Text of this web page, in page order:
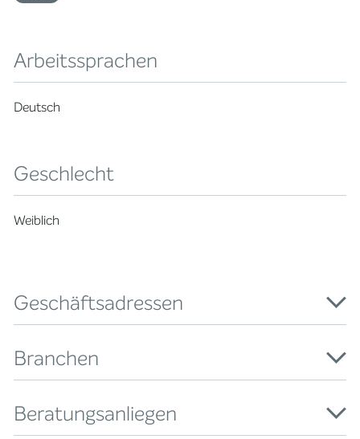
Arbeitssprachen
Deutsch
Geschlecht
Weiblich
Geschäftsadressen
Branchen
Beratungsanliegen